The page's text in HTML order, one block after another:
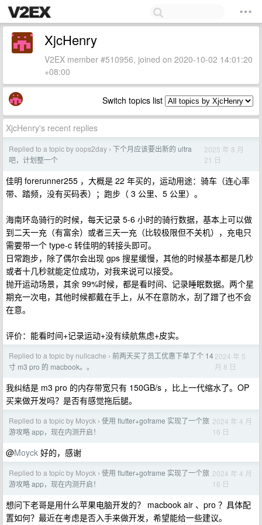
XjcHenry
V2EX member #510956, joined on 2020-10-02 14:01:20
+08:00
Switch topics list
XjcHenry's recent replies
Replied to a topic by oops2day › 下个月应该要出新的 ultra
吧，计划整一个
2025 年 8 月
21 日
佳明 forerunner255 ，大概是 22 年买的，运动用途：骑车（连心率
带、踏频，没有买码表）；跑步（ 3 公里、5 公里）。
海南环岛骑行的时候，每天记录 5-6 小时的骑行数据，基本上可以做
到二天一充（有富余）或者三天一充（比较极限但不关机），充电只
需要带一个 type-c 转佳明的转接头即可。
日常跑步，除了偶尔会出现 gps 搜星缓慢，其他的时候基本都是几秒
或者十几秒就能定位成功，对我来说可以接受。
抛开运动场景，其余 99%时候，都是看时间、记录睡眠数据。两个星
期充一次电，其他时候都戴在手上，从不在意防水，刮了蹭了也不会
在意。
评价：能看时间+记录运动+没有续航焦虑+皮实。
Replied to a topic by nullcache › 前两天买了员工优惠下单了个 14
寸 m3 pro 的 macbook。。
2024 年 5
月 8 日
我纠结是 m3 pro 的内存带宽只有 150GB/s ，比上一代缩水了。OP
买来做开发吗？是否有感觉拖后腿。
Replied to a topic by Moyck › 使用 flutter+goframe 实现了一个旅
游攻略 app，现在内测开启！
2024 年 4 月
16 日
@Moyck 好的，感谢
Replied to a topic by Moyck › 使用 flutter+goframe 实现了一个旅
游攻略 app，现在内测开启！
2024 年 4 月
16 日
想问下老哥是用什么苹果电脑开发的？ macbook air 、pro ？具体配
置如何？最近在考虑是否入手来做开发，希望能给一些建议。